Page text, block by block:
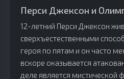
Перси Джексон и
12-летний Перси Джексон
сверхъестественными
героя по пятам и он часто
вскоре оказывается
деле является мистической